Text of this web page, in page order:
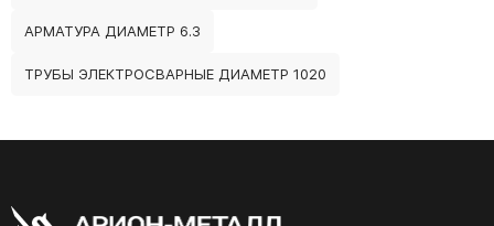
АРМАТУРА ДИАМЕТР 6.3
ТРУБЫ ЭЛЕКТРОСВАРНЫЕ ДИАМЕТР 1020